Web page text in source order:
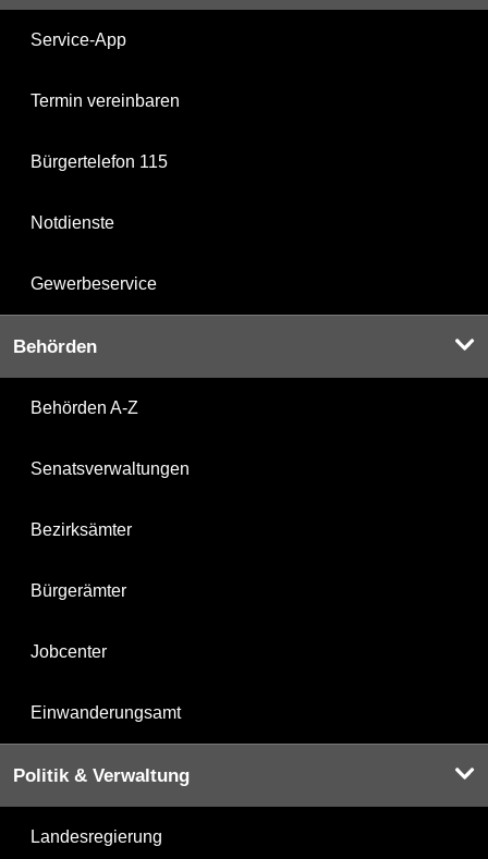
Service-App
Termin vereinbaren
Bürgertelefon 115
Notdienste
Gewerbeservice
Behörden
Behörden A-Z
Senatsverwaltungen
Bezirksämter
Bürgerämter
Jobcenter
Einwanderungsamt
Politik & Verwaltung
Landesregierung